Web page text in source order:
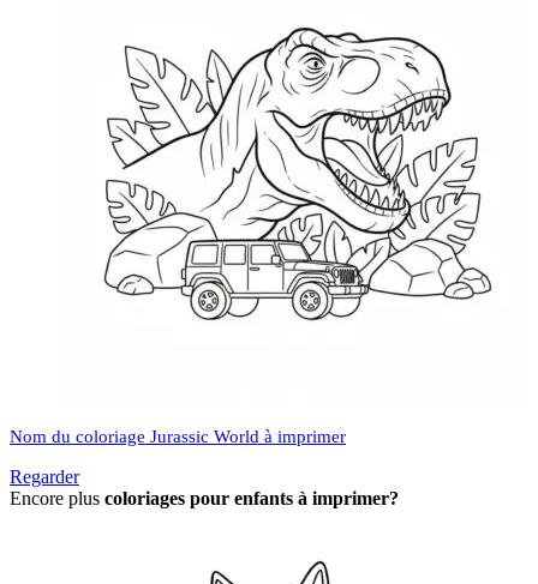
Nom du coloriage Jurassic World à imprimer
Regarder
Encore plus coloriages pour enfants à imprimer?